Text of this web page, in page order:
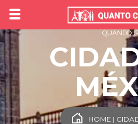
QUANDO
HOME |